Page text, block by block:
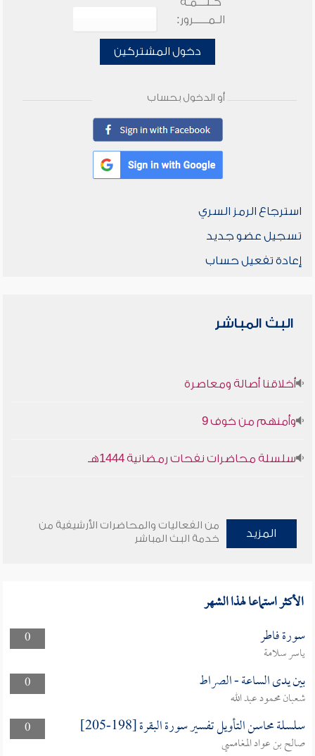
الـمـــــرور:
دخول المشتركين
أو الدخول بحساب
استرجاع الرمز السري
تسجيل عضو جديد
إعادة تفعيل حساب
البث المباشر
أخلاقنا أصالة ومعاصرة
وأمنهم من خوف 9
سلسلة محاضرات نفحات رمضانية 1444هـ
المزيد
من الفعاليات والمحاضرات الأرشيفية من
خدمة البث المباشر
الأكثر استماعا لهذا الشهر
0 سورة فاطر
ياسر سلامة
0
بين يدى الساعة - الصراط
شعبان محمود عبد الله
0
سلسلة محاسن التأويل تفسير سورة البقرة [198-205]
صالح بن عواد المغامسي